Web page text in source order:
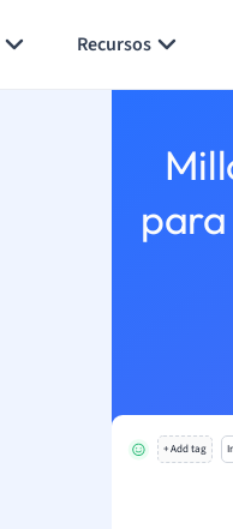
Recursos
+ Add tag